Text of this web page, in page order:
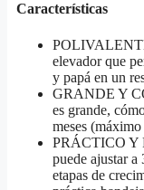
Características
elevador que
y papá en un
GRANDE Y
es grande,
meses
PRÁCTICO Y
puede ajustar a
etapas de